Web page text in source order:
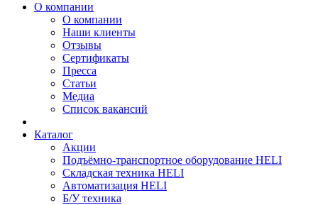
О компании
О компании
Наши клиенты
Отзывы
Сертификаты
Пресса
Статьи
Медиа
Список вакансий
Каталог
Акции
Подъёмно-транспортное оборудование HELI
Складская техника HELI
Автоматизация HELI
Б/У техника